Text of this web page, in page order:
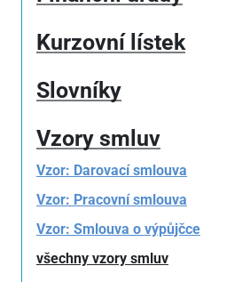
Kurzovní lístek
Slovníky
Vzory smluv
Vzor: Darovací smlouva
Vzor: Pracovní smlouva
Vzor: Smlouva o výpůjčce
všechny vzory smluv